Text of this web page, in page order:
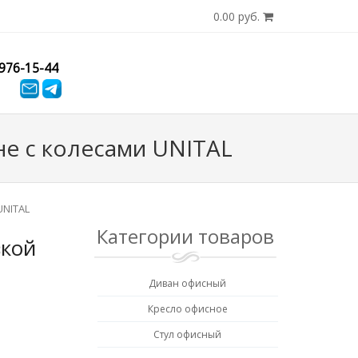
0.00 руб.
15-44
с колесами UNITAL
Категории товаров
Диван офисный
Кресло офисное
Стул офисный